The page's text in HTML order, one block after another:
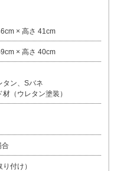
× 高さ 41cm
× 高さ 40cm
タン、Sバネ
（ウレタン塗装）
付け）